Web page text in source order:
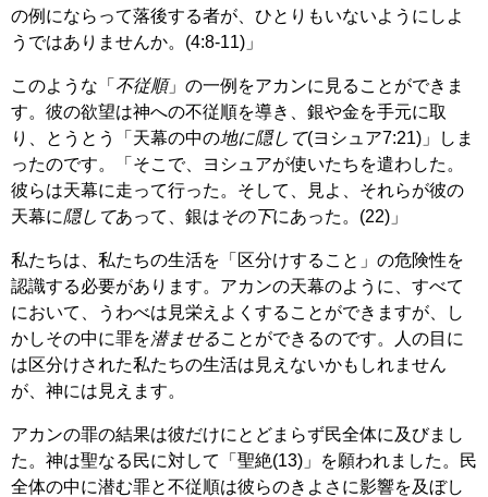
の例にならって落後する者が、ひとりもいないようにしよ
うではありませんか。(4:8-11)」
このような「 不従順」の一例をアカンに見ることができま
す。彼の欲望は神への不従順を導き、銀や金を手元に取
り、とうとう「天幕の中の地に隠して(ヨシュア7:21)」しま
ったのです。「そこで、ヨシュアが使いたちを遣わした。
彼らは天幕に走って行った。そして、見よ、それらが彼の
天幕に隠してあって、銀はその下にあった。(22)」
私たちは、私たちの生活を「区分けすること」の危険性を
認識する必要があります。アカンの天幕のように、すべて
において、うわべは見栄えよくすることができますが、し
かしその中に罪を潜ませることができるのです。人の目に
は区分けされた私たちの生活は見えないかもしれません
が、神には見えます。
アカンの罪の結果は彼だけにとどまらず民全体に及びまし
た。神は聖なる民に対して「聖絶(13)」を願われました。民
全体の中に潜む罪と不従順は彼らのきよさに影響を及ぼし